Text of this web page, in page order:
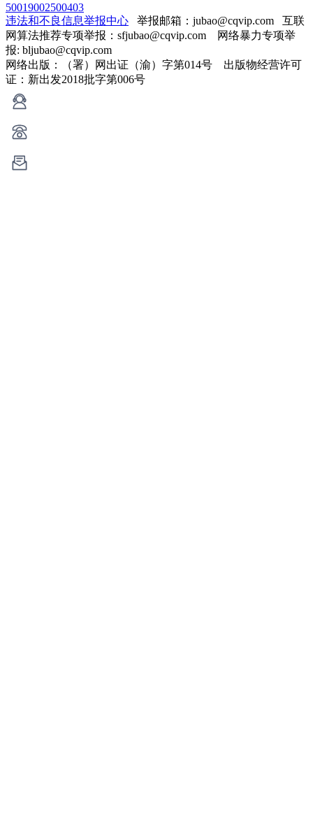
50019002500403
违法和不良信息举报中心 举报邮箱：jubao@cqvip.com 互联
网算法推荐专项举报：sfjubao@cqvip.com 网络暴力专项举
报: bljubao@cqvip.com
网络出版：（署）网出证（渝）字第014号 出版物经营许可
证：新出发2018批字第006号